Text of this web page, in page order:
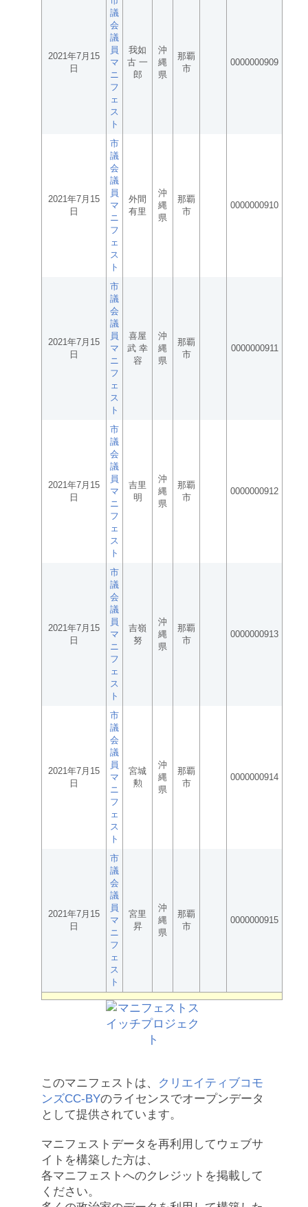
2021年7月15
日
議
会
議
員
マ
ニ
フ
ェ
ス
ト
我如
古 一
郎
沖
縄
県
那覇
市
0000000909
2021年7月15
日
市
議
会
議
員
マ
ニ
フ
ェ
ス
ト
外間
有里
沖
縄
県
那覇
市
0000000910
2021年7月15
日
市
議
会
議
員
マ
ニ
フ
ェ
ス
ト
喜屋
武 幸
容
沖
縄
県
那覇
市
0000000911
2021年7月15
日
市
議
会
議
員
マ
ニ
フ
ェ
ス
ト
吉里
明
沖
縄
県
那覇
市
0000000912
2021年7月15
日
市
議
会
議
員
マ
ニ
フ
ェ
ス
ト
吉嶺
努
沖
縄
県
那覇
市
0000000913
2021年7月15
日
市
議
会
議
員
マ
ニ
フ
ェ
ス
ト
宮城
勲
沖
縄
県
那覇
市
0000000914
2021年7月15
日
市
議
会
議
員
マ
ニ
フ
ェ
ス
ト
宮里
昇
沖
縄
県
那覇
市
0000000915
このマニフェストは、
クリエイティブコモ
ンズCC-BYのライセンスでオープンデータ
として提供されています。
マニフェストデータを再利用してウェブサ
イトを構築した方は、
各マニフェストへのクレジットを掲載して
ください。